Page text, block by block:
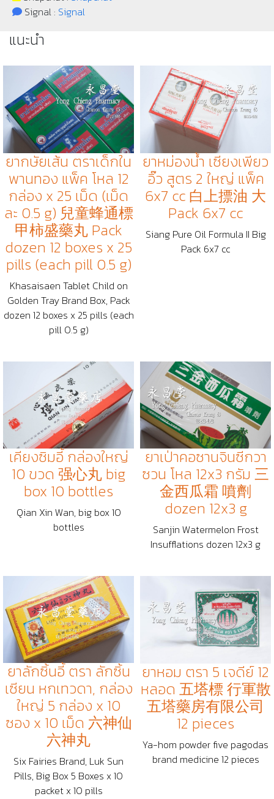
Signal : Signal
แนะนำ
ยากษัยเส้น ตราเด็กใน
พานทอง แพ็ค โหล 12
กล่อง x 25 เม็ด (เม็ด
ละ 0.5 g) 兒童蜂通標
甲柿盛藥丸 Pack
dozen 12 boxes x 25
pills (each pill 0.5 g)
Khasaisaen Tablet Child on
Golden Tray Brand Box, Pack
dozen 12 boxes x 25 pills (each
pill 0.5 g)
ยาหม่องน้ำ เซียงเพียว
อิ๊ว สูตร 2 ใหญ่ แพ็ค
6x7 cc 白上摽油 大
Pack 6x7 cc
Siang Pure Oil Formula II Big
Pack 6x7 cc
เคียงซิมอี้ กล่องใหญ่
10 ขวด 强心丸 big
box 10 bottles
Qian Xin Wan, big box 10
bottles
ยาเป่าคอซานจินซีกวา
ซวน โหล 12x3 กรัม 三
金西瓜霜 噴劑
dozen 12x3 g
Sanjin Watermelon Frost
Insufflations dozen 12x3 g
ยาลักซิ้นอี้ ตรา ลักซิ้น
เซียน หกเทวดา, กล่อง
ใหญ่ 5 กล่อง x 10
ซอง x 10 เม็ด 六神仙
六神丸
Six Fairies Brand, Luk Sun
Pills, Big Box 5 Boxes x 10
packet x 10 pills
ยาหอม ตรา 5 เจดีย์ 12
หลอด 五塔標 行軍散
五塔藥房有限公司
12 pieces
Ya-hom powder five pagodas
brand medicine 12 pieces